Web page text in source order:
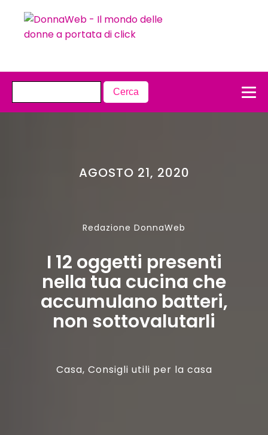
AGOSTO 21, 2020
Redazione DonnaWeb
I 12 oggetti presenti
nella tua cucina che
accumulano batteri,
non sottovalutarli
Casa, Consigli utili per la casa